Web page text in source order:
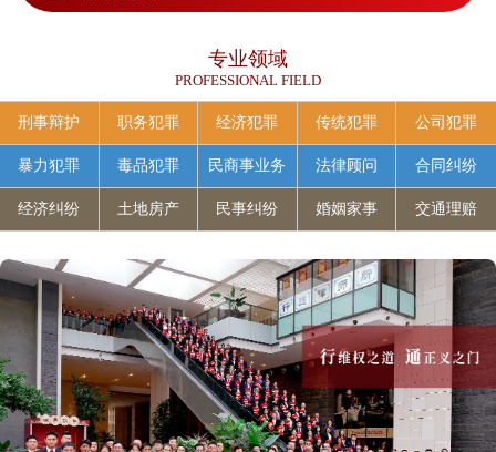
专业领域
PROFESSIONAL FIELD
刑事辩护 职务犯罪 经济犯罪 传统犯罪 公司犯罪
暴力犯罪 毒品犯罪 民商事业务 法律顾问 合同纠纷
经济纠纷 土地房产 民事纠纷 婚姻家事 交通理赔